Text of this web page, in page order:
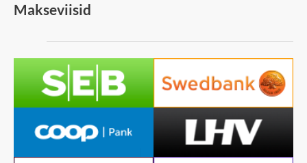
Makseviisid